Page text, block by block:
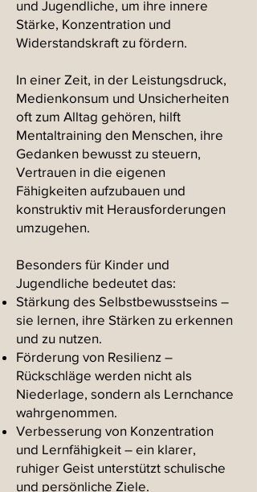
und Jugendliche, um ihre innere
Stärke, Konzentration und
Widerstandskraft zu fördern.
In einer Zeit, in der Leistungsdruck,
Medienkonsum und Unsicherheiten
oft zum Alltag gehören, hilft
Mentaltraining den Menschen, ihre
Gedanken bewusst zu steuern,
Vertrauen in die eigenen
Fähigkeiten aufzubauen und
konstruktiv mit Herausforderungen
umzugehen.
Besonders für Kinder und
Jugendliche bedeutet das:
Stärkung des Selbstbewusstseins –
sie lernen, ihre Stärken zu erkennen
und zu nutzen.
Förderung von Resilienz –
Rückschläge werden nicht als
Niederlage, sondern als Lernchance
wahrgenommen.
Verbesserung von Konzentration
und Lernfähigkeit – ein klarer,
ruhiger Geist unterstützt schulische
und persönliche Ziele.